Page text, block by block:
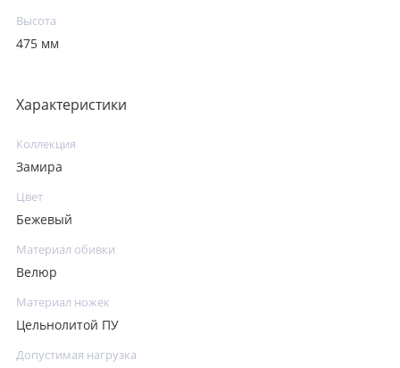
Высота
475 мм
Характеристики
Коллекция
Замира
Цвет
Бежевый
Материал обивки
Велюр
Материал ножек
Цельнолитой ПУ
Допустимая нагрузка